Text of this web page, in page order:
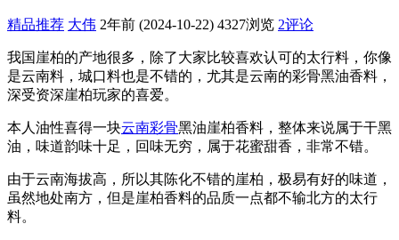
精品推荐 大伟 2年前 (2024-10-22) 4327浏览 2评论
我国崖柏的产地很多，除了大家比较喜欢认可的太行料，你像
是云南料，城口料也是不错的，尤其是云南的彩骨黑油香料，
深受资深崖柏玩家的喜爱。
本人油性喜得一块云南彩骨黑油崖柏香料，整体来说属于干黑
油，味道韵味十足，回味无穷，属于花蜜甜香，非常不错。
由于云南海拔高，所以其陈化不错的崖柏，极易有好的味道，
虽然地处南方，但是崖柏香料的品质一点都不输北方的太行
料。